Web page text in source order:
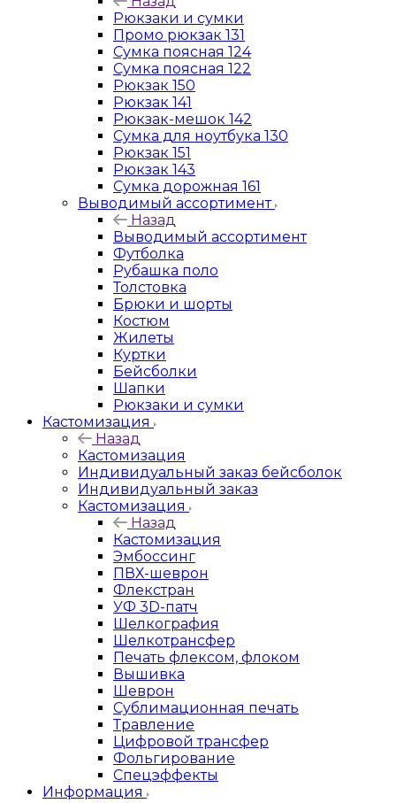
Рюкзаки и сумки
Промо рюкзак 131
Сумка поясная 124
Сумка поясная 122
Рюкзак 150
Рюкзак 141
Рюкзак-мешок 142
Сумка для ноутбука 130
Рюкзак 151
Рюкзак 143
Сумка дорожная 161
Выводимый ассортимент
Назад
Выводимый ассортимент
Футболка
Рубашка поло
Толстовка
Брюки и шорты
Костюм
Жилеты
Куртки
Бейсболки
Шапки
Рюкзаки и сумки
Кастомизация
Назад
Кастомизация
Индивидуальный заказ бейсболок
Индивидуальный заказ
Кастомизация
Назад
Кастомизация
Эмбоссинг
ПВХ-шеврон
Флекстран
УФ 3D-патч
Шелкография
Шелкотрансфер
Печать флексом, флоком
Вышивка
Шеврон
Сублимационная печать
Травление
Цифровой трансфер
Фольгирование
Спецэффекты
Информация